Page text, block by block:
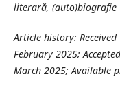
literară, (auto)biografie
Article history:
February 2025;
March 2025; Available